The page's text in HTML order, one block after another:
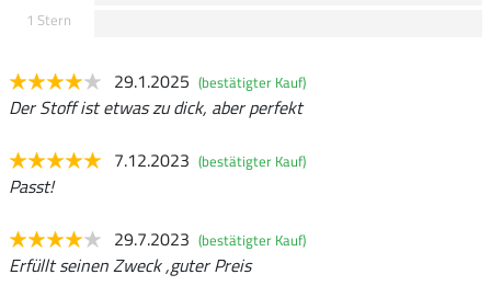
1 Stern
29.1.2025 (bestätigter Kauf)
Der Stoff ist etwas zu dick, aber perfekt
7.12.2023 (bestätigter Kauf)
Passt!
29.7.2023 (bestätigter Kauf)
Erfüllt seinen Zweck ,guter Preis